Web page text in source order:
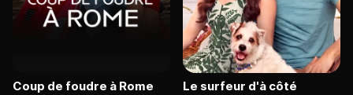
Coup de foudre à Rome Le surfeur d'à côté